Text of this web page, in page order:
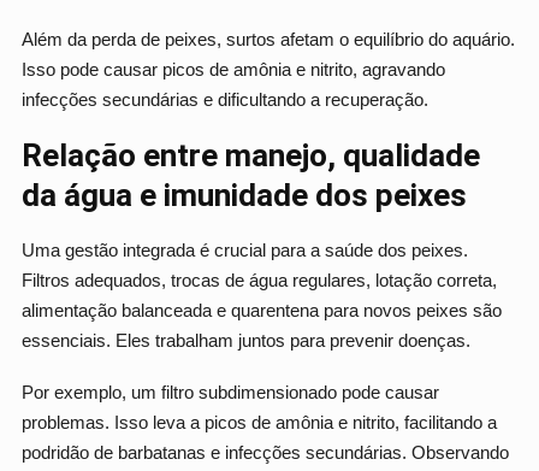
Além da perda de peixes, surtos afetam o equilíbrio do aquário.
Isso pode causar picos de amônia e nitrito, agravando
infecções secundárias e dificultando a recuperação.
Relação entre manejo, qualidade
da água e imunidade dos peixes
Uma gestão integrada é crucial para a saúde dos peixes.
Filtros adequados, trocas de água regulares, lotação correta,
alimentação balanceada e quarentena para novos peixes são
essenciais. Eles trabalham juntos para prevenir doenças.
Por exemplo, um filtro subdimensionado pode causar
problemas. Isso leva a picos de amônia e nitrito, facilitando a
podridão de barbatanas e infecções secundárias. Observando